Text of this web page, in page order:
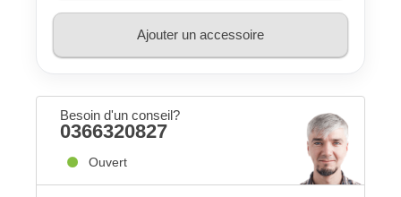
Ajouter un accessoire
Besoin d'un conseil?
0366320827
Ouvert